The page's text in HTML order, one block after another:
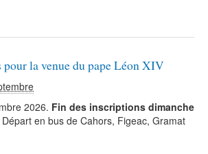
pour la venue du pape Léon XIV
2026. Fin des inscriptions dimanche
Départ en bus de Cahors, Figeac, Gramat